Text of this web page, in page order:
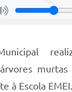
à Escola EMEI.